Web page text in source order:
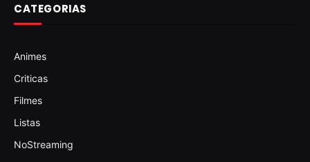
CATEGORIAS
Animes
Criticas
Filmes
Listas
NoStreaming